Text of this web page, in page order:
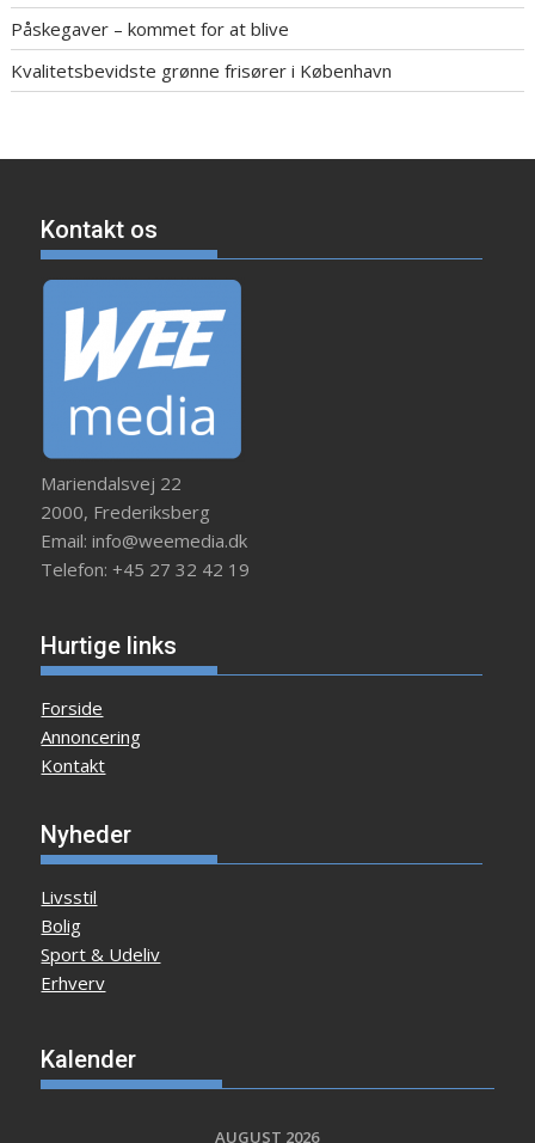
Påskegaver – kommet for at blive
Kvalitetsbevidste grønne frisører i København
Kontakt os
Mariendalsvej 22
2000, Frederiksberg
Email: info@weemedia.dk
Telefon: +45 27 32 42 19
Hurtige links
Forside
Annoncering
Kontakt
Nyheder
Livsstil
Bolig
Sport & Udeliv
Erhverv
Kalender
AUGUST 2026